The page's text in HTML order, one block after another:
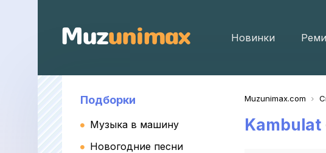
Новинки
Подборки
Музыка в машину
Новогодние песни
Muzunimax.com
Kambulat